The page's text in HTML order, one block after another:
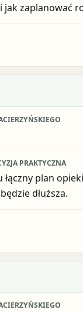
zaplanować
łączny plan
dłuższa.